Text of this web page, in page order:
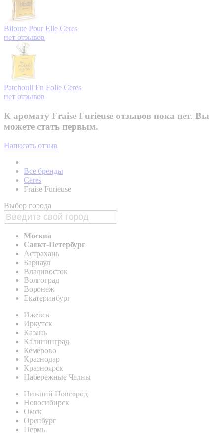
Biloute Pour Elle Ceres
нет отзывов
Patchouli En Folie Ceres
нет отзывов
К аромату Fraise Furieuse отзывов пока нет. Вы
можете стать первым.
Написать отзыв
Все бренды
Ceres
Fraise Furieuse
Выбор города
Москва
Санкт-Петербург
Астрахань
Барнаул
Владивосток
Волгоград
Воронеж
Екатеринбург
Ижевск
Иркутск
Казань
Калининград
Кемерово
Краснодар
Красноярск
Набережные Челны
Нижний Новгород
Новосибирск
Омск
Оренбург
Пермь